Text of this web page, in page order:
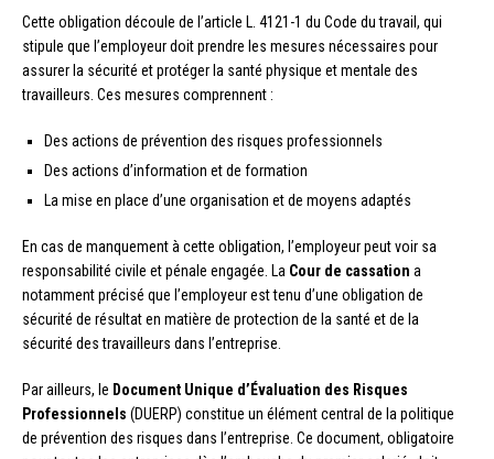
Cette obligation découle de l’article L. 4121-1 du Code du travail, qui
stipule que l’employeur doit prendre les mesures nécessaires pour
assurer la sécurité et protéger la santé physique et mentale des
travailleurs. Ces mesures comprennent :
Des actions de prévention des risques professionnels
Des actions d’information et de formation
La mise en place d’une organisation et de moyens adaptés
En cas de manquement à cette obligation, l’employeur peut voir sa
responsabilité civile et pénale engagée. La Cour de cassation a
notamment précisé que l’employeur est tenu d’une obligation de
sécurité de résultat en matière de protection de la santé et de la
sécurité des travailleurs dans l’entreprise.
Par ailleurs, le Document Unique d’Évaluation des Risques
Professionnels (DUERP) constitue un élément central de la politique
de prévention des risques dans l’entreprise. Ce document, obligatoire